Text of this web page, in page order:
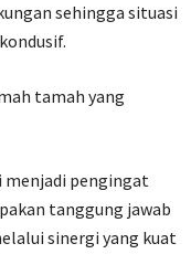
sehingga situasi
tamah yang
menjadi pengingat
tanggung jawab
sinergi yang kuat